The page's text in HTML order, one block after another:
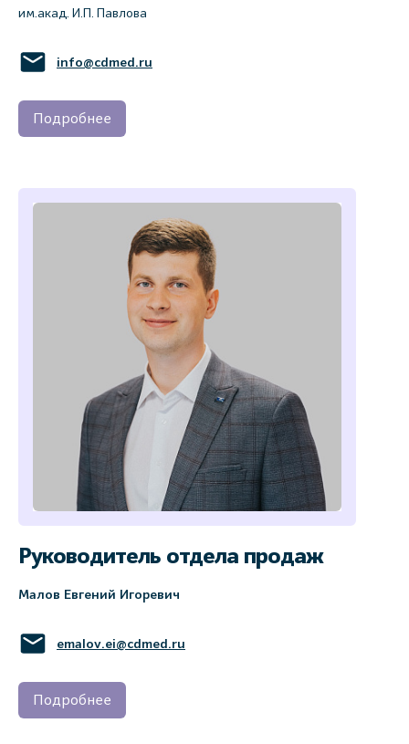
им.акад. И.П. Павлова
info@cdmed.ru
Подробнее
Руководитель отдела продаж
Малов Евгений Игоревич
emalov.ei@cdmed.ru
Подробнее